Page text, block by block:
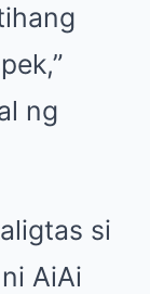
ng
si
AiAi